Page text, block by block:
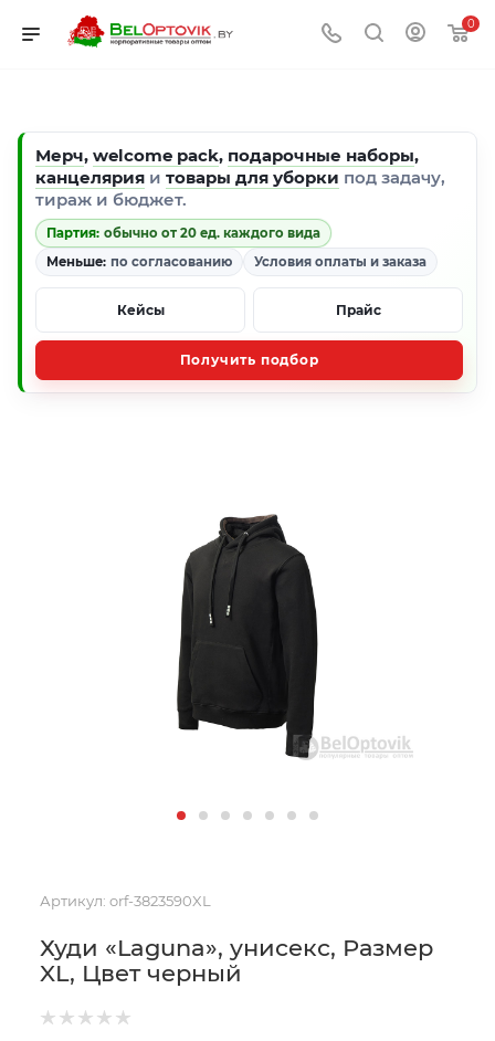
0
Мерч, welcome pack, подарочные наборы,
канцелярия и товары для уборки под задачу,
тираж и бюджет.
Партия: обычно от 20 ед. каждого вида
Меньше: по согласованию Условия оплаты и заказа
Кейсы Прайс
Получить подбор
Артикул: orf-3823590XL
Худи «Laguna», унисекс, Размер
XL, Цвет черный